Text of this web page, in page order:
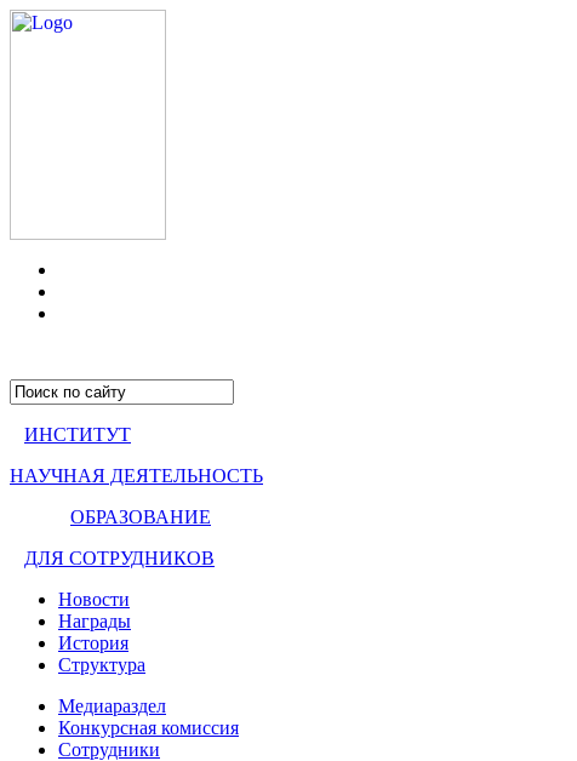
ИНСТИТУТ
НАУЧНАЯ ДЕЯТЕЛЬНОСТЬ
ОБРАЗОВАНИЕ
ДЛЯ СОТРУДНИКОВ
Новости
Награды
История
Структура
Медиараздел
Конкурсная комиссия
Сотрудники